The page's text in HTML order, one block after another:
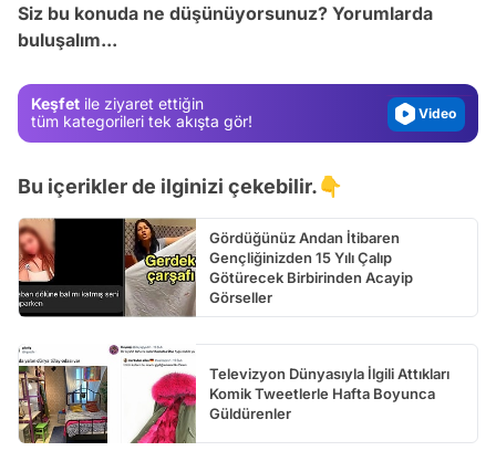
Siz bu konuda ne düşünüyorsunuz? Yorumlarda
buluşalım...
Keşfet ile ziyaret ettiğin
tüm kategorileri tek akışta gör!
Video
Bu içerikler de ilginizi çekebilir.👇
Gördüğünüz Andan İtibaren
Gençliğinizden 15 Yılı Çalıp
Götürecek Birbirinden Acayip
Görseller
Televizyon Dünyasıyla İlgili Attıkları
Komik Tweetlerle Hafta Boyunca
Güldürenler